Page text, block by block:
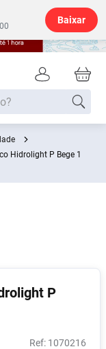
Baixar
Hidrolight P Bege 1
P
: 1070216